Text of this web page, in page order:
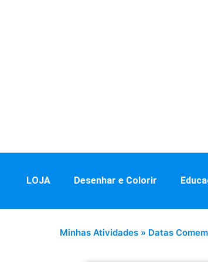
LOJA Desenhar e Colorir
Minhas Atividades » Datas